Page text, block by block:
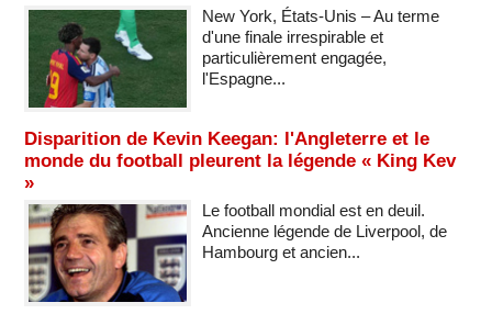
New York, États-Unis – Au terme
d'une finale irrespirable et
particulièrement engagée,
l'Espagne...
Disparition de Kevin Keegan: l'Angleterre et le
monde du football pleurent la légende « King Kev
»
Le football mondial est en deuil.
Ancienne légende de Liverpool, de
Hambourg et ancien...